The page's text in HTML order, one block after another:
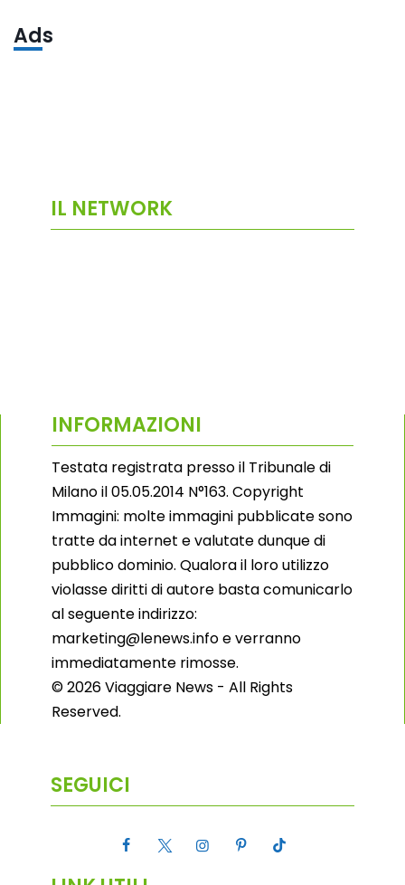
Ads
IL NETWORK
INFORMAZIONI
Testata registrata presso il Tribunale di
Milano il 05.05.2014 N°163. Copyright
Immagini: molte immagini pubblicate sono
tratte da internet e valutate dunque di
pubblico dominio. Qualora il loro utilizzo
violasse diritti di autore basta comunicarlo
al seguente indirizzo:
marketing@lenews.info e verranno
immediatamente rimosse.
© 2026 Viaggiare News - All Rights
Reserved.
SEGUICI